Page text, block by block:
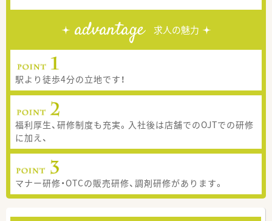
advantage 求人の魅力
駅より徒歩4分の立地です！
福利厚生、研修制度も充実。入社後は店舗でのOJTでの研修
に加え、
マナー研修・OTCの販売研修、調剤研修があります。